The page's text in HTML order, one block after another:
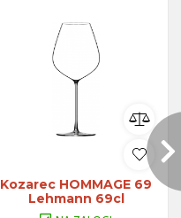
Kozarec HOMMAGE 69
Lehmann 69cl